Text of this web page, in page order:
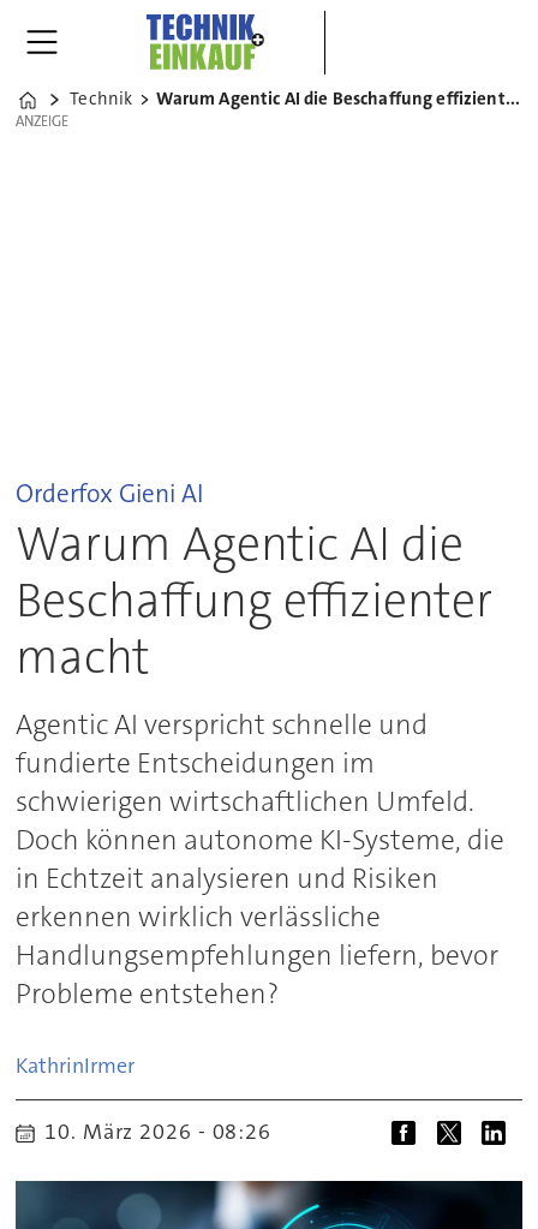
Home
Technik Warum Agentic AI die Beschaffung effizienter macht
ANZEIGE
ANZEIGE
Orderfox Gieni AI
Warum Agentic AI die
Beschaffung effizienter
macht
Agentic AI verspricht schnelle und
fundierte Entscheidungen im
schwierigen wirtschaftlichen Umfeld.
Doch können autonome KI-Systeme, die
in Echtzeit analysieren und Risiken
erkennen wirklich verlässliche
Handlungsempfehlungen liefern, bevor
Probleme entstehen?
KathrinIrmer
10. März 2026 - 08:26